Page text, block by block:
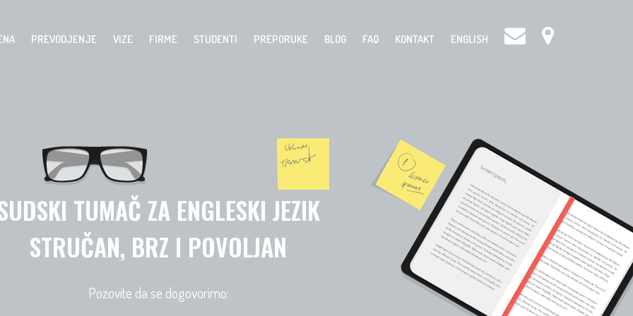
PREVODJENJE VIZE FIRME STUDENTI PREPORUKE BLOG FAQ KONTAKT ENGLISH
TUMAČ ZA ENGLESKI JEZIK
STRUČAN, BRZ I POVOLJAN
Pozovite da se dogovorimo: